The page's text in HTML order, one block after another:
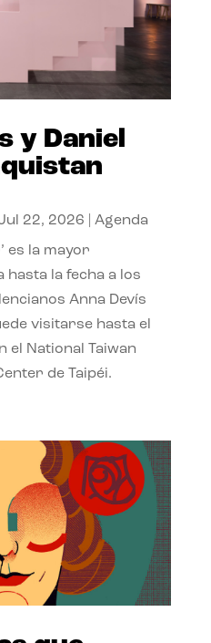
y Daniel
22, 2026 Agenda
es la mayor
hasta la fecha a los
Anna Devís
visitarse hasta el
el National Taiwan
de Taipéi.